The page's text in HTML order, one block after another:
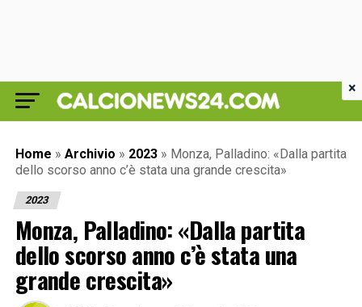
Home » Archivio » 2023 » Monza, Palladino: «Dalla partita
dello scorso anno c’è stata una grande crescita»
2023
Monza, Palladino: «Dalla partita
dello scorso anno c’è stata una
grande crescita»
×